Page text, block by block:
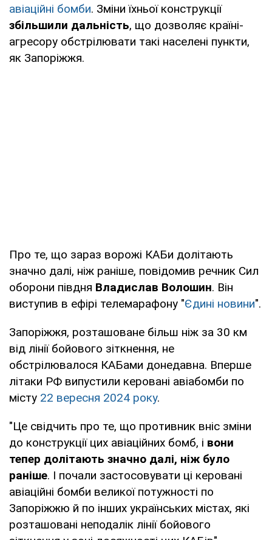
авіаційні бомби. Зміни їхньої конструкції
збільшили дальність, що дозволяє країні-
агресору обстрілювати такі населені пункти,
як Запоріжжя.
Про те, що зараз ворожі КАБи долітають
значно далі, ніж раніше, повідомив речник Сил
оборони півдня Владислав Волошин. Він
виступив в ефірі телемарафону "Єдині новини".
Запоріжжя, розташоване більш ніж за 30 км
від лінії бойового зіткнення, не
обстрілювалося КАБами донедавна. Вперше
літаки РФ випустили керовані авіабомби по
місту 22 вересня 2024 року.
"Це свідчить про те, що противник вніс зміни
до конструкції цих авіаційних бомб, і вони
тепер долітають значно далі, ніж було
раніше. І почали застосовувати ці керовані
авіаційні бомби великої потужності по
Запоріжжю й по інших українських містах, які
розташовані неподалік лінії бойового